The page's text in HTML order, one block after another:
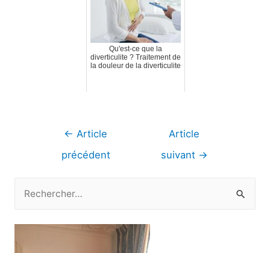
Qu'est-ce que la
diverticulite ? Traitement de
la douleur de la diverticulite
Navigation
← Article
précédent
Article
suivant →
c
h